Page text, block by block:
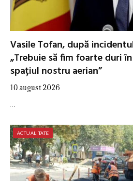
Vasile Tofan, după
„Trebuie să fim foarte duri
spațiul nostru aerian”
10 august 2026
…
ACTUALITATE